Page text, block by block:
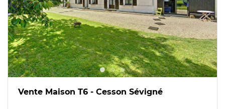
Vente Maison T6 - Cesson Sévigné